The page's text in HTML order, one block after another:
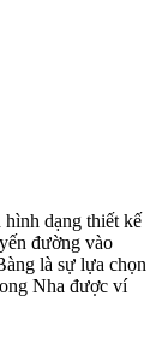
dạng thiết kế
đường vào
là sự lựa chọn
Nha được ví